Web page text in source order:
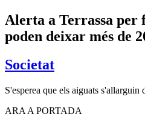
Alerta a Terrassa per
poden deixar més de
Societat
S'esperea que els aiguats s'allarguin
ARA A PORTADA